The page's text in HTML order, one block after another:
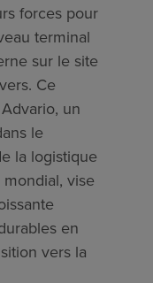
forces pour
terminal
sur le site
Ce
un
le
la logistique
vise
en
vers la